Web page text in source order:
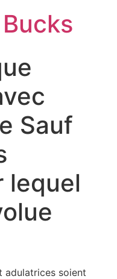
Sauf
lequel
adulatrices soient